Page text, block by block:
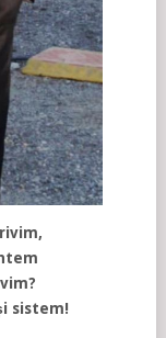
sistem!